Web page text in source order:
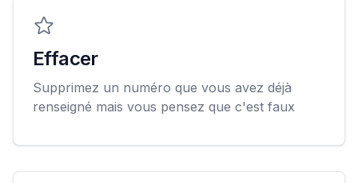
Effacer
Supprimez un numéro que vous avez déjà
renseigné mais vous pensez que c'est faux